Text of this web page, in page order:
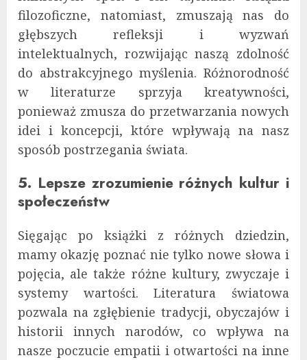
filozoficzne, natomiast, zmuszają nas do
głębszych refleksji i wyzwań
intelektualnych, rozwijając naszą zdolność
do abstrakcyjnego myślenia. Różnorodność
w literaturze sprzyja kreatywności,
ponieważ zmusza do przetwarzania nowych
idei i koncepcji, które wpływają na nasz
sposób postrzegania świata.
5. Lepsze zrozumienie różnych kultur i
społeczeństw
Sięgając po książki z różnych dziedzin,
mamy okazję poznać nie tylko nowe słowa i
pojęcia, ale także różne kultury, zwyczaje i
systemy wartości. Literatura światowa
pozwala na zgłębienie tradycji, obyczajów i
historii innych narodów, co wpływa na
nasze poczucie empatii i otwartości na inne